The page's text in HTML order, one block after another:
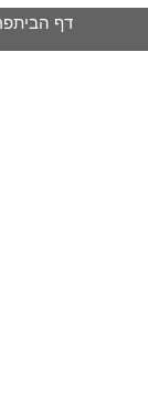
דף הבית